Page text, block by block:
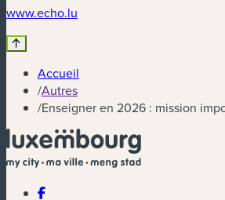
www.echo.lu
Accueil
/Autres
/Enseigner en 2026 : mission